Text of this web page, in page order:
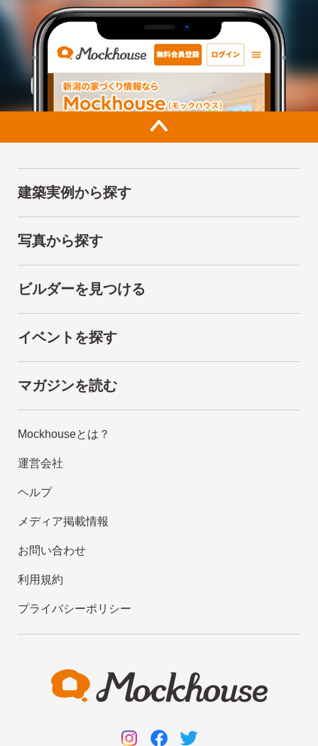
建築実例から探す
写真から探す
ビルダーを見つける
イベントを探す
マガジンを読む
Mockhouseとは？
運営会社
ヘルプ
メディア掲載情報
お問い合わせ
利用規約
プライバシーポリシー